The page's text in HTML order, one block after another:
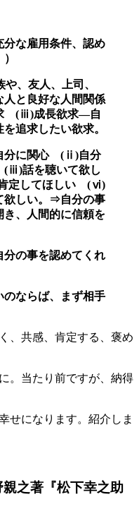
な雇用条件、認め
、友人、上司、
人と良好な人間関係
(ⅲ)成長欲求―自
追求したい欲求。
に関心 (ⅱ)自分
話を聴いて欲し
定してほしい (ⅵ)
欲しい。⇒自分の事
き、人間的に信頼を
の事を認めてくれ
ならば、まず相手
、共感、肯定する、褒め
。当たり前ですが、納得
せになります。紹介しま
之著『松下幸之助